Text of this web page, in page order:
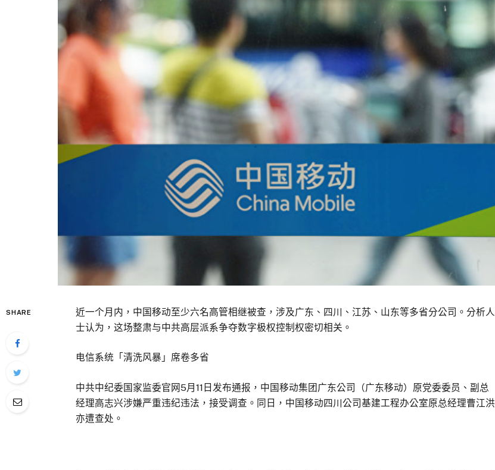
SHARE
近一个月内，中国移动至少六名高管相继被查，涉及广东、四川、江苏、山东等多省分公司。分析人
士认为，这场整肃与中共高层派系争夺数字极权控制权密切相关。
电信系统「清洗风暴」席卷多省
中共中纪委国家监委官网5月11日发布通报，中国移动集团广东公司（广东移动）原党委委员、副总
经理高志兴涉嫌严重违纪违法，接受调查。同日，中国移动四川公司基建工程办公室原总经理曹江洪
亦遭查处。